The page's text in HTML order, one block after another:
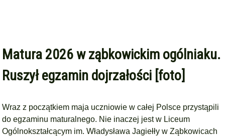
Matura 2026 w ząbkowickim ogólniaku.
Ruszył egzamin dojrzałości [foto]
Wraz z początkiem maja uczniowie w całej Polsce przystąpili
do egzaminu maturalnego. Nie inaczej jest w Liceum
Ogólnokształcącym im. Władysława Jagiełły w Ząbkowicach